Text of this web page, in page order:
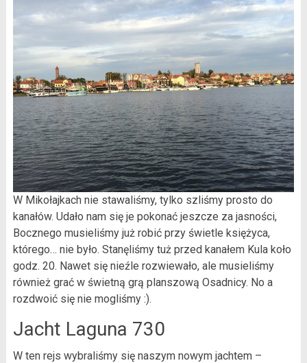
W Mikołajkach nie stawaliśmy, tylko szliśmy prosto do
kanałów. Udało nam się je pokonać jeszcze za jasności,
Bocznego musieliśmy już robić przy świetle księżyca,
którego… nie było. Stanęliśmy tuż przed kanałem Kula koło
godz. 20. Nawet się nieźle rozwiewało, ale musieliśmy
również grać w świetną grą planszową Osadnicy. No a
rozdwoić się nie mogliśmy :).
Jacht Laguna 730
W ten rejs wybraliśmy się naszym nowym jachtem –